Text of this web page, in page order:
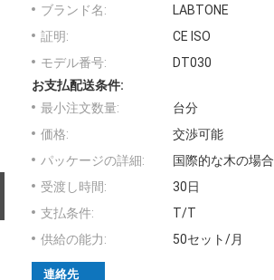
ブランド名:
LABTONE
証明:
CE ISO
モデル番号:
DT030
お支払配送条件:
最小注文数量:
台分
価格:
交渉可能
パッケージの詳細:
国際的な木の場合
受渡し時間:
30日
支払条件:
T/T
供給の能力:
50セット/月
連絡先